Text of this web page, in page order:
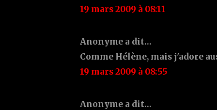
19 mars 2009 à 08:11
Anonyme a dit…
Comme Hélène, mais j'adore
19 mars 2009 à 08:55
Anonyme a dit…